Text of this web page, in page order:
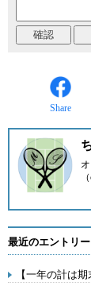
Share
最近のエントリー
【一年の計は期